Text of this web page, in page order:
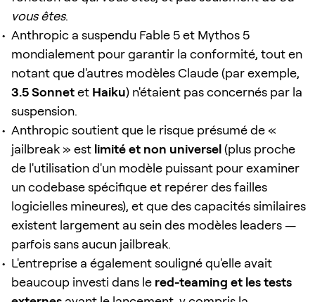
vous êtes.
Anthropic a suspendu Fable 5 et Mythos 5
mondialement pour garantir la conformité, tout en
notant que d'autres modèles Claude (par exemple,
3.5 Sonnetet Haiku) n'étaient pas concernés par la
suspension.
Anthropic soutient que le risque présumé de «
jailbreak » est limité et non universel(plus proche
de l'utilisation d'un modèle puissant pour examiner
un codebase spécifique et repérer des failles
logicielles mineures), et que des capacités similaires
existent largement au sein des modèles leaders —
parfois sans aucun jailbreak.
L'entreprise a également souligné qu'elle avait
beaucoup investi dans le red-teaming et les tests